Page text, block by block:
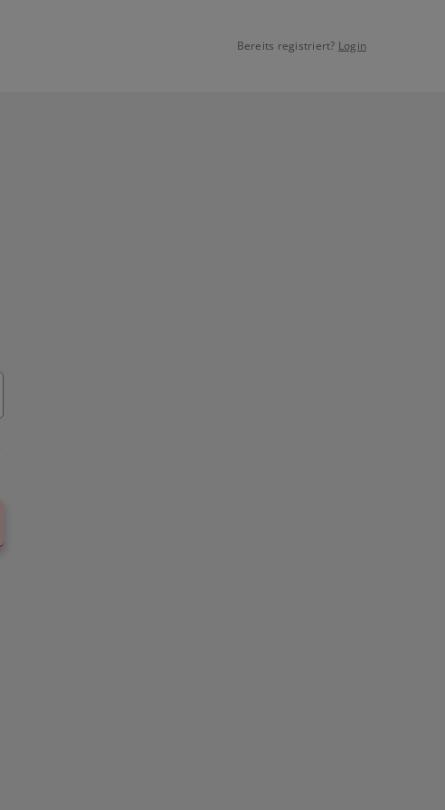
Bereits registriert? Login